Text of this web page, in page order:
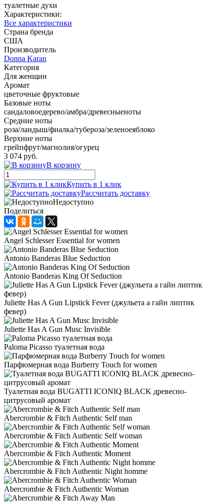
туалетные духи
Характеристики:
Все характеристики
Страна бренда
США
Производитель
Donna Karan
Категория
Для женщин
Аромат
цветочные фруктовые
Базовые ноты
сандаловоедерево/амбра/древесныеноты
Средние ноты
роза/ландыш/фиалка/тубероза/зеленоеяблоко
Верхние ноты
грейпфрут/магнолия/огурец
3 074 руб.
В корзину
Купить в 1 клик
Рассчитать доставку
Недоступно
Поделиться
Angel Schlesser Essential for women
Antonio Banderas Blue Seduction
Antonio Banderas King Of Seduction
Juliette Has A Gun Lipstick Fever (джульета а гайн липтик
февер)
Juliette Has A Gun Musc Invisible
Paloma Picasso туалетная вода
Парфюмерная вода Burberry Touch for women
Туалетная вода BUGATTI ICONIQ BLACK древесно-
цитрусовый аромат
Abercrombie & Fitch Authentic Self man
Abercrombie & Fitch Authentic Self woman
Abercrombie & Fitch Authentic Moment
Abercrombie & Fitch Authentic Night homme
Abercrombie & Fitch Authentic Woman